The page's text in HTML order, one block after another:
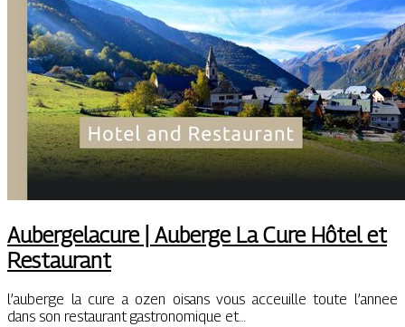
Auber­gelacu­re | Auberge La Cure Hôtel et
Restaurant
l’auberge la cure a ozen oisans vous acceuille toute l’annee
dans son restaurant gastronomique et…